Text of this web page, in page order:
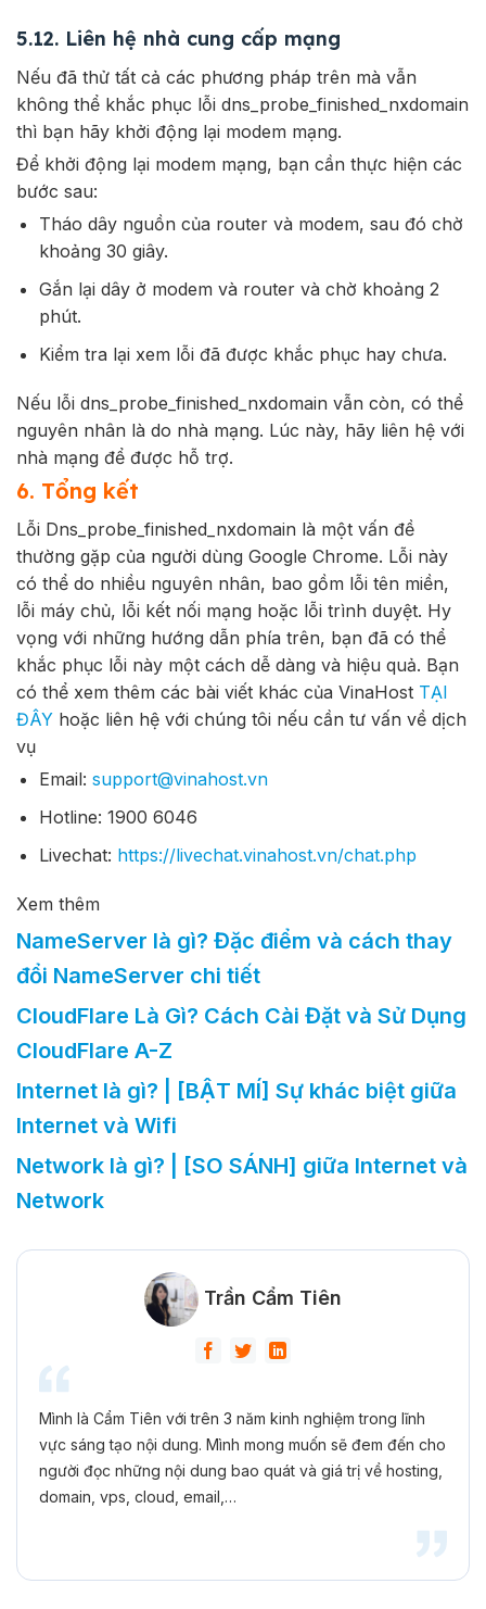
5.12. Liên hệ nhà cung cấp mạng
Nếu đã thử tất cả các phương pháp trên mà vẫn
không thể khắc phục lỗi dns_probe_finished_nxdomain
thì bạn hãy khởi động lại modem mạng.
Để khởi động lại modem mạng, bạn cần thực hiện các
bước sau:
Tháo dây nguồn của router và modem, sau đó chờ
khoảng 30 giây.
Gắn lại dây ở modem và router và chờ khoảng 2
phút.
Kiểm tra lại xem lỗi đã được khắc phục hay chưa.
Nếu lỗi dns_probe_finished_nxdomain vẫn còn, có thể
nguyên nhân là do nhà mạng. Lúc này, hãy liên hệ với
nhà mạng để được hỗ trợ.
6. Tổng kết
Lỗi Dns_probe_finished_nxdomain là một vấn đề
thường gặp của người dùng Google Chrome. Lỗi này
có thể do nhiều nguyên nhân, bao gồm lỗi tên miền,
lỗi máy chủ, lỗi kết nối mạng hoặc lỗi trình duyệt. Hy
vọng với những hướng dẫn phía trên, bạn đã có thể
khắc phục lỗi này một cách dễ dàng và hiệu quả. Bạn
có thể xem thêm các bài viết khác của VinaHost TẠI
ĐÂY hoặc liên hệ với chúng tôi nếu cần tư vấn về dịch
vụ
Email: support@vinahost.vn
Hotline: 1900 6046
Livechat: https://livechat.vinahost.vn/chat.php
Xem thêm
NameServer là gì? Đặc điểm và cách thay
đổi NameServer chi tiết
CloudFlare Là Gì? Cách Cài Đặt và Sử Dụng
CloudFlare A-Z
Internet là gì? | [BẬT MÍ] Sự khác biệt giữa
Internet và Wifi
Network là gì? | [SO SÁNH] giữa Internet và
Network
Trần Cẩm Tiên
Mình là Cẩm Tiên với trên 3 năm kinh nghiệm trong lĩnh
vực sáng tạo nội dung. Mình mong muốn sẽ đem đến cho
người đọc những nội dung bao quát và giá trị về hosting,
domain, vps, cloud, email,…